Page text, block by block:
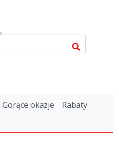
Gorące okazje
Rabaty